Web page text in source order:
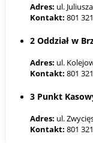
Adres: ul.
Kontakt: 801
2 Oddział w
Adres: ul.
Kontakt: 801
3 Punkt
Adres: ul.
Kontakt: 801